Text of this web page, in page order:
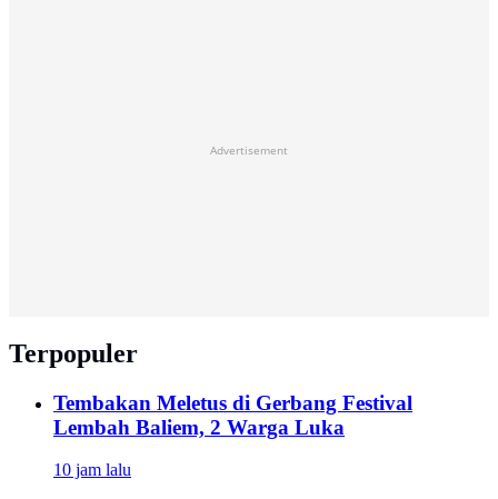
Advertisement
Terpopuler
Tembakan Meletus di Gerbang Festival
Lembah Baliem, 2 Warga Luka
10 jam lalu